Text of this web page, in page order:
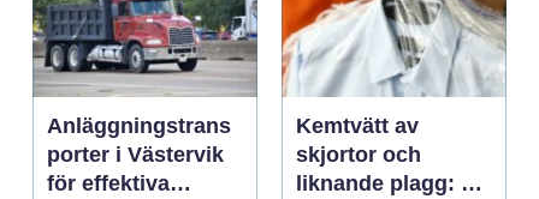
Anläggningstrans
porter i Västervik
för effektiva
Kemtvätt av
skjortor och
liknande plagg: Så